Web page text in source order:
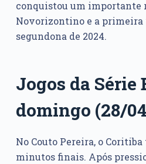
conquistou um importante
Novorizontino e a primeira
segundona de 2024.
Jogos da Série
domingo (28/
No Couto Pereira, o
minutos finais. Após